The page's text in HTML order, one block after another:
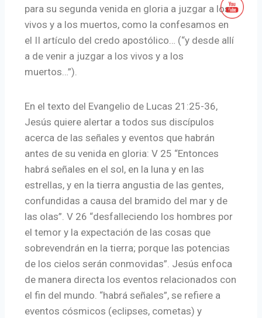
para su segunda venida en gloria a juzgar a los
vivos y a los muertos, como la confesamos en
el II artículo del credo apostólico… (“y desde allí
a de venir a juzgar a los vivos y a los
muertos…”).
En el texto del Evangelio de Lucas 21:25-36,
Jesús quiere alertar a todos sus discípulos
acerca de las señales y eventos que habrán
antes de su venida en gloria: V 25 “Entonces
habrá señales en el sol, en la luna y en las
estrellas, y en la tierra angustia de las gentes,
confundidas a causa del bramido del mar y de
las olas”. V 26 “desfalleciendo los hombres por
el temor y la expectación de las cosas que
sobrevendrán en la tierra; porque las potencias
de los cielos serán conmovidas”. Jesús enfoca
de manera directa los eventos relacionados con
el fin del mundo. “habrá señales”, se refiere a
eventos cósmicos (eclipses, cometas) y